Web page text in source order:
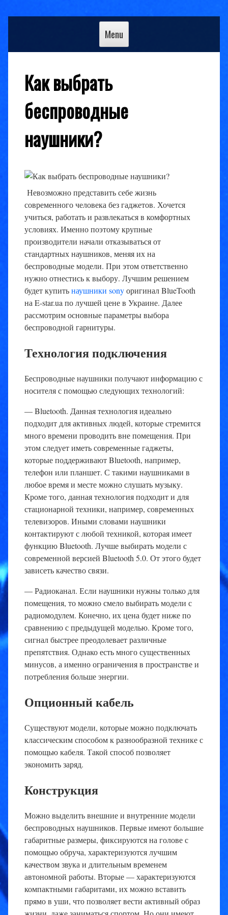
Skip
Menu
Как выбрать
беспроводные
наушники?
Невозможно представить себе жизнь
современного человека без гаджетов. Хочется
учиться, работать и развлекаться в комфортных
условиях. Именно поэтому крупные
производители начали отказываться от
стандартных наушников, меняя их на
беспроводные модели. При этом ответственно
нужно отнестись к выбору. Лучшим решением
будет купитьнаушники sonyоригинал BlueTooth
на E-star.ua по лучшей цене в Украине. Далее
рассмотрим основные параметры выбора
беспроводной гарнитуры.
Технология подключения
Беспроводные наушники получают информацию с
носителя с помощью следующих технологий:
— Bluetooth. Данная технология идеально
подходит для активных людей, которые стремится
много времени проводить вне помещения. При
этом следует иметь современные гаджеты,
которые поддерживают Bluetooth, например,
телефон или планшет. С такими наушниками в
любое время и месте можно слушать музыку.
Кроме того, данная технология подходит и для
стационарной техники, например, современных
телевизоров. Иными словами наушники
контактируют с любой техникой, которая имеет
функцию Bluetooth. Лучше выбирать модели с
современной версией Bluetooth 5.0. От этого будет
зависеть качество связи.
— Радиоканал. Если наушники нужны только для
помещения, то можно смело выбирать модели с
радиомодулем. Конечно, их цена будет ниже по
сравнению с предыдущей моделью. Кроме того,
сигнал быстрее преодолевает различные
препятствия. Однако есть много существенных
минусов, а именно ограничения в пространстве и
потребления больше энергии.
Опционный кабель
Существуют модели, которые можно подключать
классическим способом к разнообразной технике с
помощью кабеля. Такой способ позволяет
экономить заряд.
Конструкция
Можно выделить внешние и внутренние модели
беспроводных наушников. Первые имеют большие
габаритные размеры, фиксируются на голове с
помощью обруча, характеризуются лучшим
качеством звука и длительным временем
автономной работы. Вторые — характеризуются
компактными габаритами, их можно вставить
прямо в уши, что позволяет вести активный образ